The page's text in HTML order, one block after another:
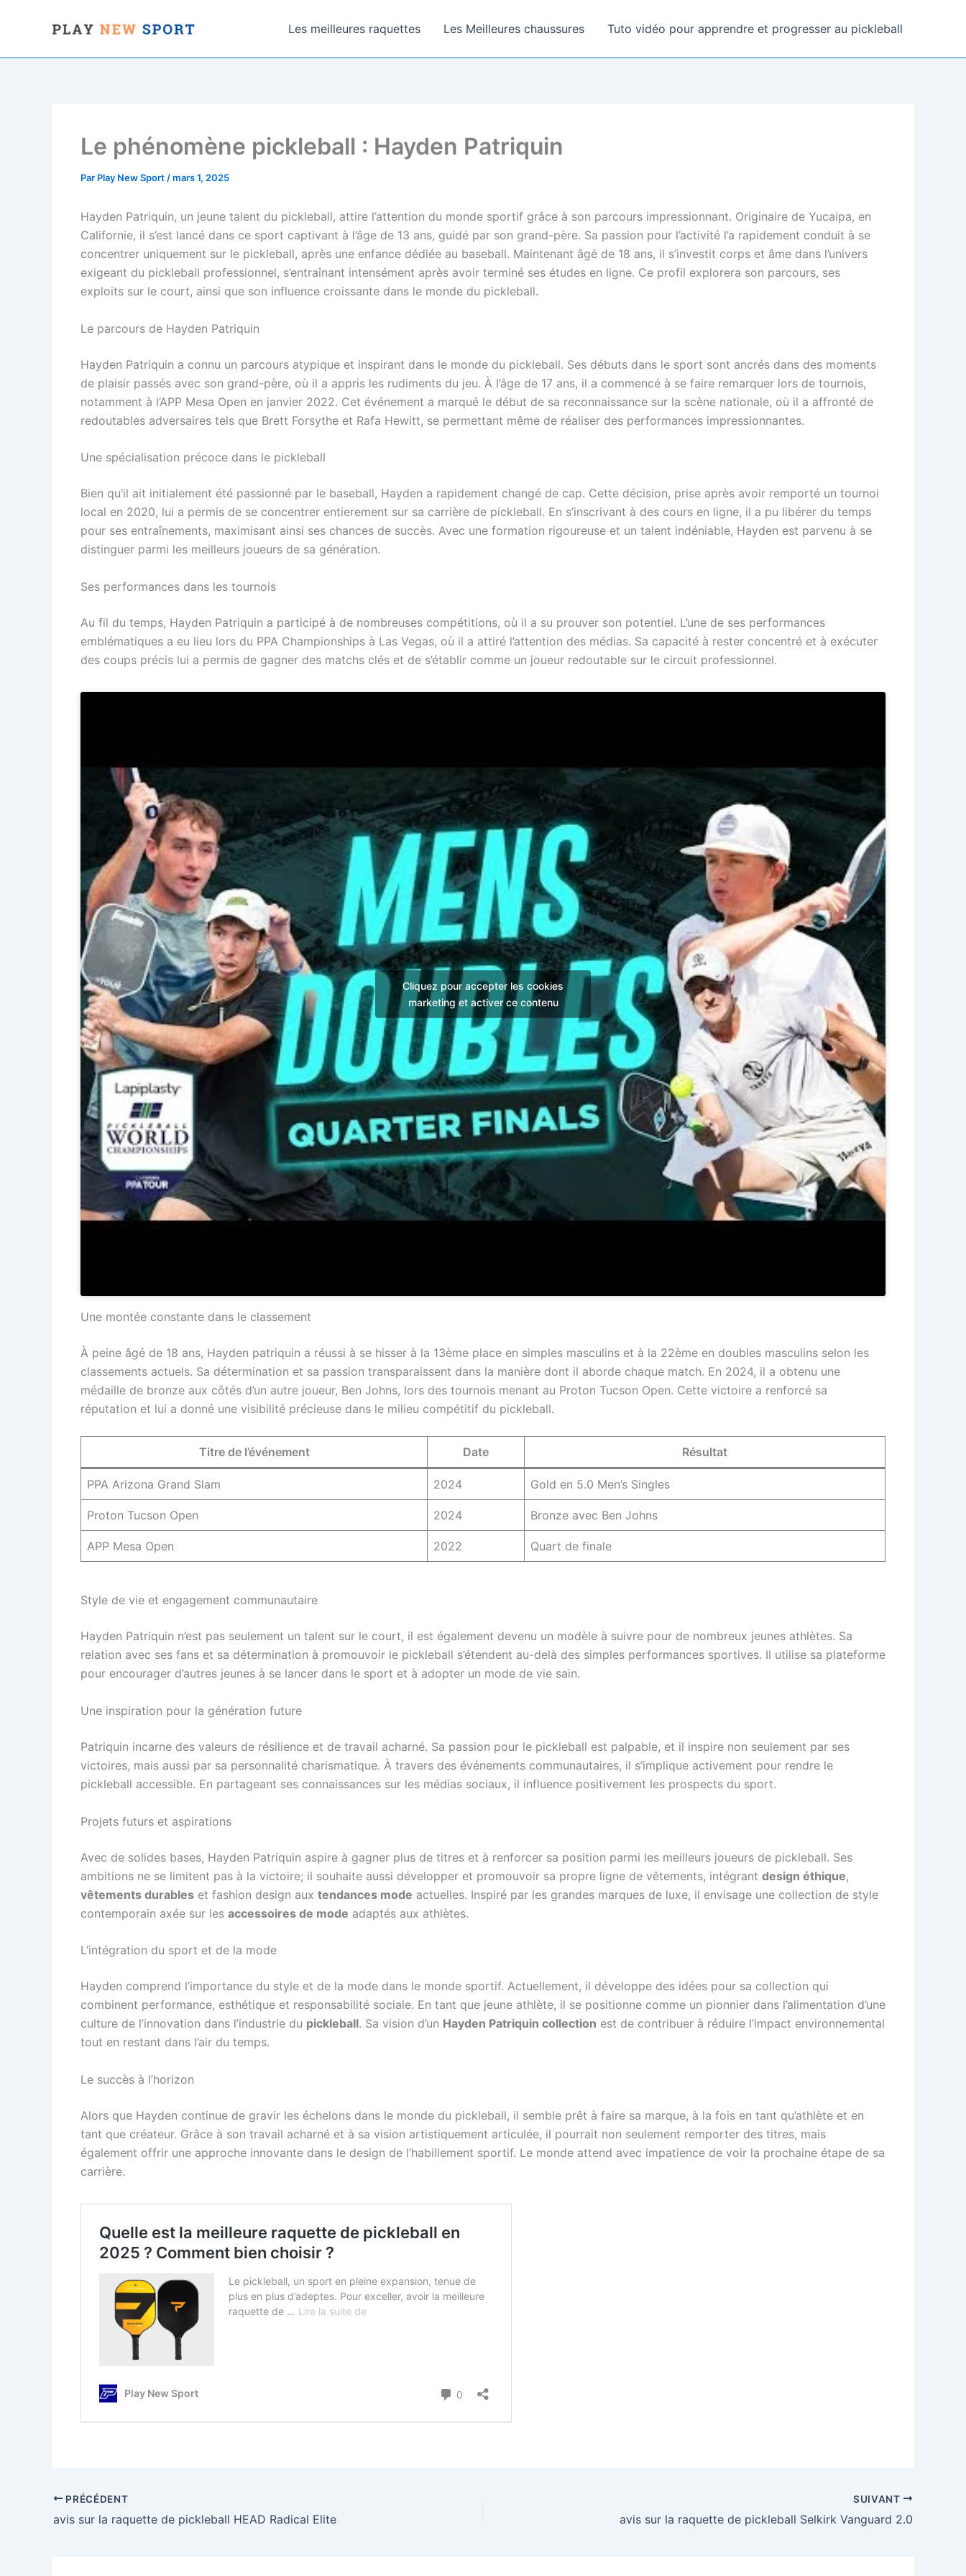
Les meilleures raquettes Les Meilleures chaussures Tuto vidéo pour apprendre et progresser au pickleball
Le phénomène pickleball : Hayden Patriquin
Par Play New Sport /mars 1, 2025
Hayden Patriquin, un jeune talent du pickleball, attire l’attention du monde sportif grâce à son parcours impressionnant. Originaire de Yucaipa, en
Californie, il s’est lancé dans ce sport captivant à l’âge de 13 ans, guidé par son grand-père. Sa passion pour l’activité l’a rapidement conduit à se
concentrer uniquement sur le pickleball, après une enfance dédiée au baseball. Maintenant âgé de 18 ans, il s’investit corps et âme dans l’univers
exigeant du pickleball professionnel, s’entraînant intensément après avoir terminé ses études en ligne. Ce profil explorera son parcours, ses
exploits sur le court, ainsi que son influence croissante dans le monde du pickleball.
Le parcours de Hayden Patriquin
Hayden Patriquin a connu un parcours atypique et inspirant dans le monde du pickleball. Ses débuts dans le sport sont ancrés dans des moments
de plaisir passés avec son grand-père, où il a appris les rudiments du jeu. À l’âge de 17 ans, il a commencé à se faire remarquer lors de tournois,
notamment à l’APP Mesa Open en janvier 2022. Cet événement a marqué le début de sa reconnaissance sur la scène nationale, où il a affronté de
redoutables adversaires tels que Brett Forsythe et Rafa Hewitt, se permettant même de réaliser des performances impressionnantes.
Une spécialisation précoce dans le pickleball
Bien qu’il ait initialement été passionné par le baseball, Hayden a rapidement changé de cap. Cette décision, prise après avoir remporté un tournoi
local en 2020, lui a permis de se concentrer entierement sur sa carrière de pickleball. En s’inscrivant à des cours en ligne, il a pu libérer du temps
pour ses entraînements, maximisant ainsi ses chances de succès. Avec une formation rigoureuse et un talent indéniable, Hayden est parvenu à se
distinguer parmi les meilleurs joueurs de sa génération.
Ses performances dans les tournois
Au fil du temps, Hayden Patriquin a participé à de nombreuses compétitions, où il a su prouver son potentiel. L’une de ses performances
emblématiques a eu lieu lors du PPA Championships à Las Vegas, où il a attiré l’attention des médias. Sa capacité à rester concentré et à exécuter
des coups précis lui a permis de gagner des matchs clés et de s’établir comme un joueur redoutable sur le circuit professionnel.
Cliquez pour accepter les cookies
marketing et activer ce contenu
Une montée constante dans le classement
À peine âgé de 18 ans, Hayden patriquin a réussi à se hisser à la 13ème place en simples masculins et à la 22ème en doubles masculins selon les
classements actuels. Sa détermination et sa passion transparaissent dans la manière dont il aborde chaque match. En 2024, il a obtenu une
médaille de bronze aux côtés d’un autre joueur, Ben Johns, lors des tournois menant au Proton Tucson Open. Cette victoire a renforcé sa
réputation et lui a donné une visibilité précieuse dans le milieu compétitif du pickleball.
Titre de l’événement Date Résultat
PPA Arizona Grand Slam 2024 Gold en 5.0 Men’s Singles
Proton Tucson Open 2024 Bronze avec Ben Johns
APP Mesa Open 2022 Quart de finale
Style de vie et engagement communautaire
Hayden Patriquin n’est pas seulement un talent sur le court, il est également devenu un modèle à suivre pour de nombreux jeunes athlètes. Sa
relation avec ses fans et sa détermination à promouvoir le pickleball s’étendent au-delà des simples performances sportives. Il utilise sa plateforme
pour encourager d’autres jeunes à se lancer dans le sport et à adopter un mode de vie sain.
Une inspiration pour la génération future
Patriquin incarne des valeurs de résilience et de travail acharné. Sa passion pour le pickleball est palpable, et il inspire non seulement par ses
victoires, mais aussi par sa personnalité charismatique. À travers des événements communautaires, il s’implique activement pour rendre le
pickleball accessible. En partageant ses connaissances sur les médias sociaux, il influence positivement les prospects du sport.
Projets futurs et aspirations
Avec de solides bases, Hayden Patriquin aspire à gagner plus de titres et à renforcer sa position parmi les meilleurs joueurs de pickleball. Ses
ambitions ne se limitent pas à la victoire; il souhaite aussi développer et promouvoir sa propre ligne de vêtements, intégrant design éthique,
vêtements durables et fashion design aux tendances mode actuelles. Inspiré par les grandes marques de luxe, il envisage une collection de style
contemporain axée sur les accessoires de mode adaptés aux athlètes.
L’intégration du sport et de la mode
Hayden comprend l’importance du style et de la mode dans le monde sportif. Actuellement, il développe des idées pour sa collection qui
combinent performance, esthétique et responsabilité sociale. En tant que jeune athlète, il se positionne comme un pionnier dans l’alimentation d’une
culture de l’innovation dans l’industrie du pickleball. Sa vision d’un Hayden Patriquin collection est de contribuer à réduire l’impact environnemental
tout en restant dans l’air du temps.
Le succès à l’horizon
Alors que Hayden continue de gravir les échelons dans le monde du pickleball, il semble prêt à faire sa marque, à la fois en tant qu’athlète et en
tant que créateur. Grâce à son travail acharné et à sa vision artistiquement articulée, il pourrait non seulement remporter des titres, mais
également offrir une approche innovante dans le design de l’habillement sportif. Le monde attend avec impatience de voir la prochaine étape de sa
carrière.
PRÉCÉDENT
avis sur la raquette de pickleball HEAD Radical Elite
SUIVANT
avis sur la raquette de pickleball Selkirk Vanguard 2.0